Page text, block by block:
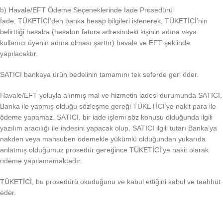
b) Havale/EFT Ödeme Seçeneklerinde İade Prosedürü
İade, TÜKETİCİ’den banka hesap bilgileri istenerek, TÜKETİCİ’nin
belirttiği hesaba (hesabın fatura adresindeki kişinin adına veya
kullanıcı üyenin adına olması şarttır) havale ve EFT şeklinde
yapılacaktır.
SATICI bankaya ürün bedelinin tamamını tek seferde geri öder.
Havale/EFT yoluyla alınmış mal ve hizmetin iadesi durumunda SATICI,
Banka ile yapmış olduğu sözleşme gereği TÜKETİCİ’ye nakit para ile
ödeme yapamaz. SATICI, bir iade işlemi söz konusu olduğunda ilgili
yazılım aracılığı ile iadesini yapacak olup, SATICI ilgili tutarı Banka’ya
nakden veya mahsuben ödemekle yükümlü olduğundan yukarıda
anlatmış olduğumuz prosedür gereğince TÜKETİCİ’ye nakit olarak
ödeme yapılamamaktadır.
TÜKETİCİ, bu prosedürü okuduğunu ve kabul ettiğini kabul ve taahhüt
eder.